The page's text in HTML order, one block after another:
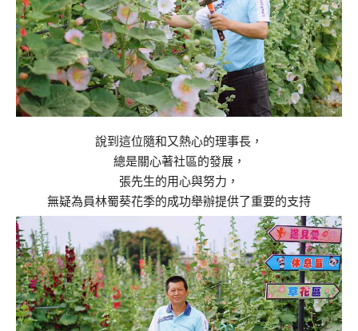
說到這位隨和又熱心的理事長，
總是關心著社區的發展，
張先生的用心與努力，
無疑為員林蜀葵花季的成功舉辦提供了重要的支持